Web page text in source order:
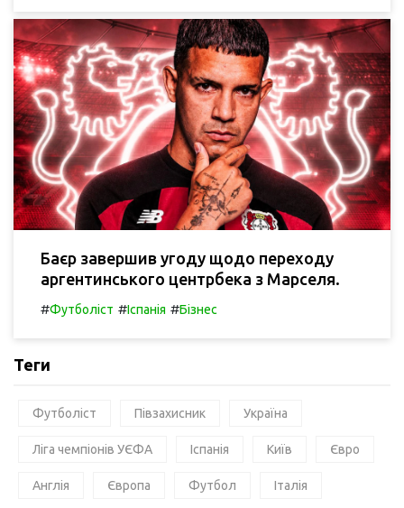
Баєр завершив угоду щодо переходу
аргентинського центрбека з Марселя.
#Футболіст #Іспанія #Бізнес
Теги
Футболіст Півзахисник Україна
Ліга чемпіонів УЄФА Іспанія Київ Євро
Англія Європа Футбол Італія